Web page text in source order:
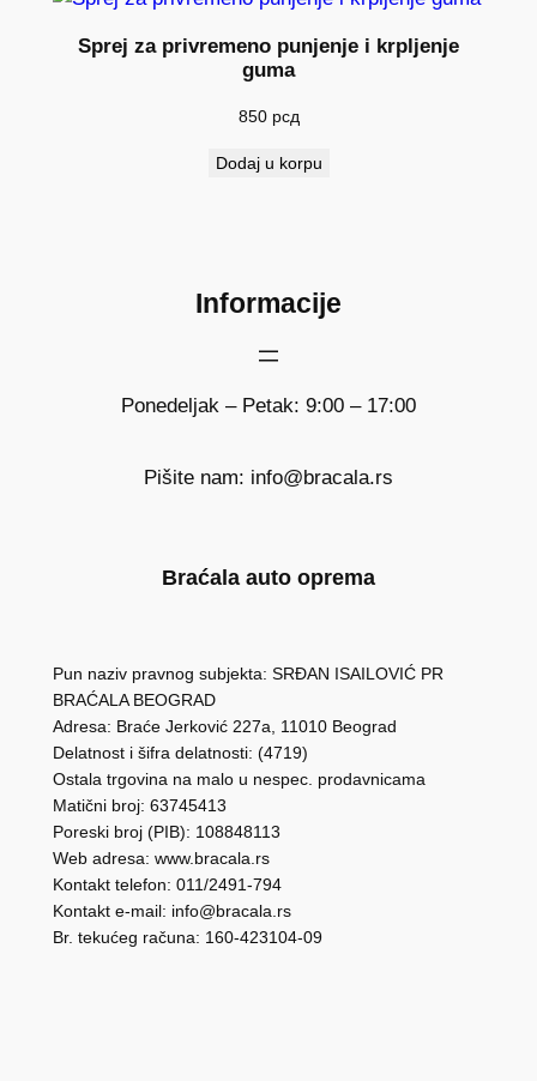
Sprej za privremeno punjenje i krpljenje
guma
850 рсд
Dodaj u korpu
Informacije
Ponedeljak – Petak: 9:00 – 17:00
Pišite nam: info@bracala.rs
Braćala auto oprema
Pun naziv pravnog subjekta: SRĐAN ISAILOVIĆ PR
BRAĆALA BEOGRAD
Adresa: Braće Jerković 227a, 11010 Beograd
Delatnost i šifra delatnosti: (4719)
Ostala trgovina na malo u nespec. prodavnicama
Matični broj: 63745413
Poreski broj (PIB): 108848113
Web adresa: www.bracala.rs
Kontakt telefon: 011/2491-794
Kontakt e-mail: info@bracala.rs
Br. tekućeg računa: 160-423104-09